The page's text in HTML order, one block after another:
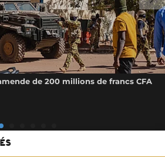
de 200 millions de francs CFA